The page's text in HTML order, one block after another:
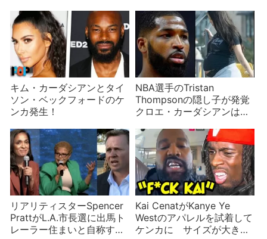
な反応
キム・カーダシアンとタイ
ソン・ベックフォードのケ
ンカ発生！
NBA選手のTristan
Thompsonの隠し子が発覚
クロエ・カーダシアンは無
リアリティスターSpencer
PrattがL.A.市長選に出馬ト
レーラー住まいと自称する
Kai CenatがKanye Ye
Westのアパレルを試着して
ケンカに サイズが大きす